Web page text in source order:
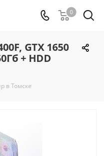
0
GTX 1650
+ HDD
в Томске